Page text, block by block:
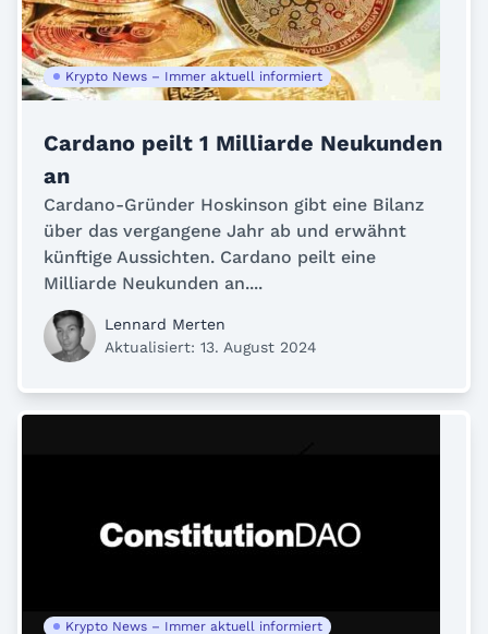
Krypto News – Immer aktuell informiert
Cardano peilt 1 Milliarde Neukunden
an
Cardano-Gründer Hoskinson gibt eine Bilanz
über das vergangene Jahr ab und erwähnt
künftige Aussichten. Cardano peilt eine
Milliarde Neukunden an....
Lennard Merten
Aktualisiert: 13. August 2024
Krypto News – Immer aktuell informiert